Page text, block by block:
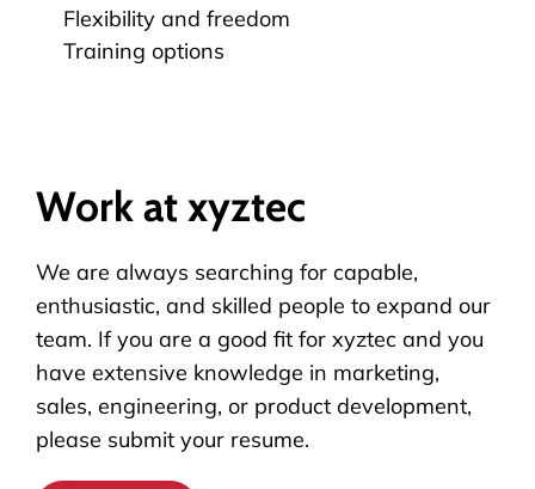
Flexibility and freedom
Training options
Work at xyztec
We are always searching for capable,
enthusiastic, and skilled people to expand our
team. If you are a good fit for xyztec and you
have extensive knowledge in marketing,
sales, engineering, or product development,
please submit your resume.